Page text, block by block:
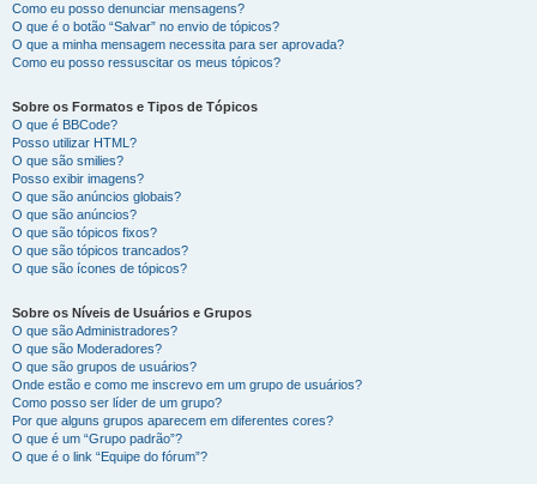
Como eu posso denunciar mensagens?
O que é o botão “Salvar” no envio de tópicos?
O que a minha mensagem necessita para ser aprovada?
Como eu posso ressuscitar os meus tópicos?
Sobre os Formatos e Tipos de Tópicos
O que é BBCode?
Posso utilizar HTML?
O que são smilies?
Posso exibir imagens?
O que são anúncios globais?
O que são anúncios?
O que são tópicos fixos?
O que são tópicos trancados?
O que são ícones de tópicos?
Sobre os Níveis de Usuários e Grupos
O que são Administradores?
O que são Moderadores?
O que são grupos de usuários?
Onde estão e como me inscrevo em um grupo de usuários?
Como posso ser líder de um grupo?
Por que alguns grupos aparecem em diferentes cores?
O que é um “Grupo padrão”?
O que é o link “Equipe do fórum”?